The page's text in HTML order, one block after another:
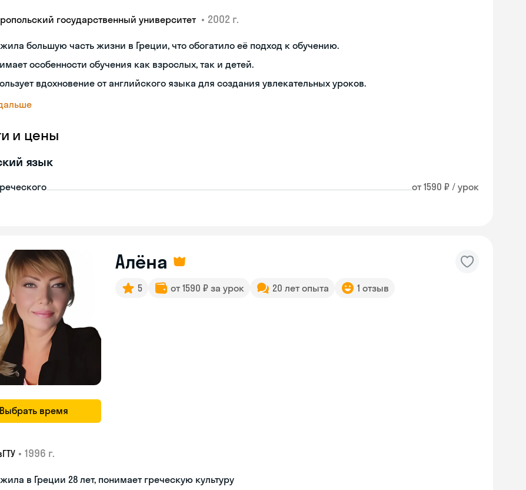
государственный университет • 2002 г.
большую часть жизни в Греции, что обогатило её подход к обучению.
особенности обучения как взрослых, так и детей.
вдохновение от английского языка для создания увлекательных уроков.
и цены
язык
от 1590 ₽ / урок
Выбрать время
Алёна
5 от 1590 ₽ за урок 20 лет опыта 1 отзыв
• 1996 г.
в Греции 28 лет, понимает греческую культуру